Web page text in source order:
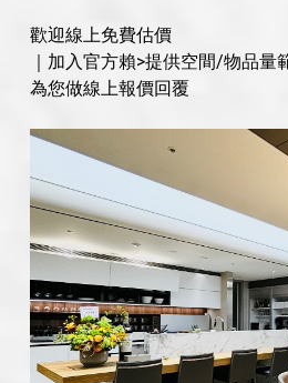
歡迎線上免費估價
｜加入官方賴>提供空間/物品量
為您做線上報價回覆